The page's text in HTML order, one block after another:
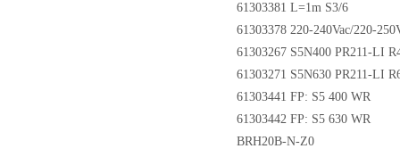
61303381 L=1m S3/6
61303378 220-240Vac/220-
61303267 S5N400 PR211-LI
61303271 S5N630 PR211-LI
61303441 FP: S5 400 WR
61303442 FP: S5 630 WR
BRH20B-N-Z0